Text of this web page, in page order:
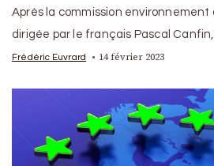
Après la commission
dirigée par le français Pascal Canfin,
Frédéric Euvrard 14 février 2023